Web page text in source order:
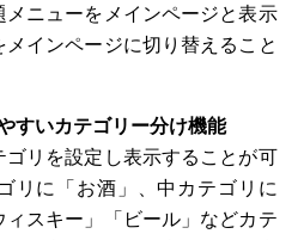
ニューをメインページと表示
インページに切り替えること
すいカテゴリー分け機能
リを設定し表示することが可
リに「お酒」、中カテゴリに
ィスキー」「ビール」などカテ